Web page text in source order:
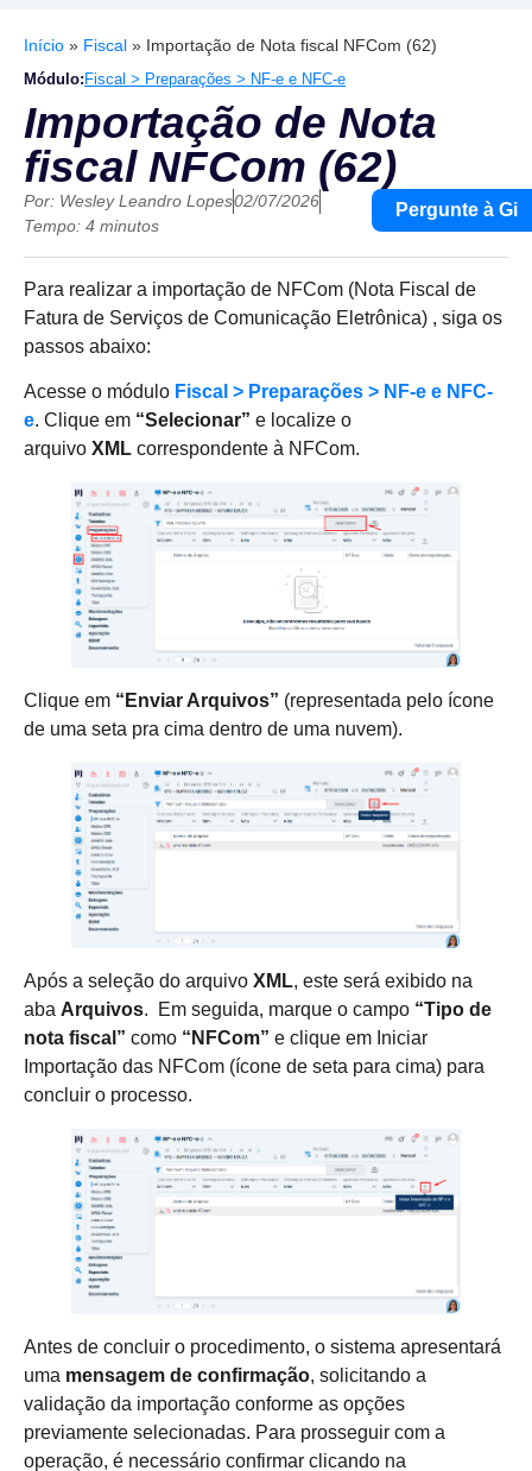
Início » Fiscal » Importação de Nota fiscal NFCom (62)
Módulo: Fiscal > Preparações > NF-e e NFC-e
Importação de Nota
fiscal NFCom (62)
Por: Wesley Leandro Lopes02/07/2026
Tempo: 4 minutos
Pergunte à Gi
Para realizar a importação de NFCom (Nota Fiscal de
Fatura de Serviços de Comunicação Eletrônica) , siga os
passos abaixo:
Acesse o módulo Fiscal > Preparações > NF-e e NFC-
e. Clique em “Selecionar” e localize o
arquivo XML correspondente à NFCom.
Clique em “Enviar Arquivos” (representada pelo ícone
de uma seta pra cima dentro de uma nuvem).
Após a seleção do arquivo XML, este será exibido na
aba Arquivos. Em seguida, marque o campo “Tipo de
nota fiscal” como “NFCom” e clique em Iniciar
Importação das NFCom (ícone de seta para cima) para
concluir o processo.
Antes de concluir o procedimento, o sistema apresentará
uma mensagem de confirmação, solicitando a
validação da importação conforme as opções
previamente selecionadas. Para prosseguir com a
operação, é necessário confirmar clicando na